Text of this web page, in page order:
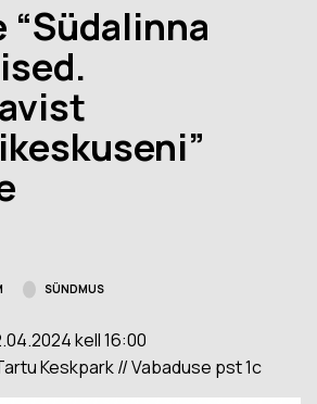
“Südalinna
SÜNDMUS
kell 16:00
Keskpark // Vabaduse pst 1c